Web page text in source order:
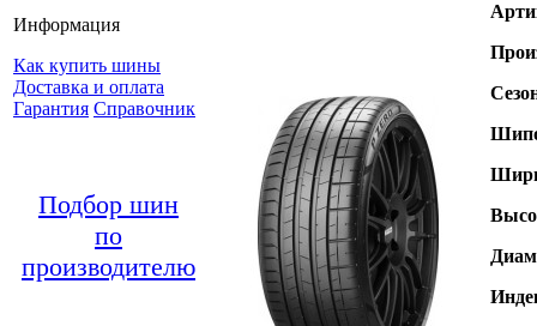
Информация
Как купить шины
Доставка и оплата
Гарантия Справочник
Подбор шин
по
производителю